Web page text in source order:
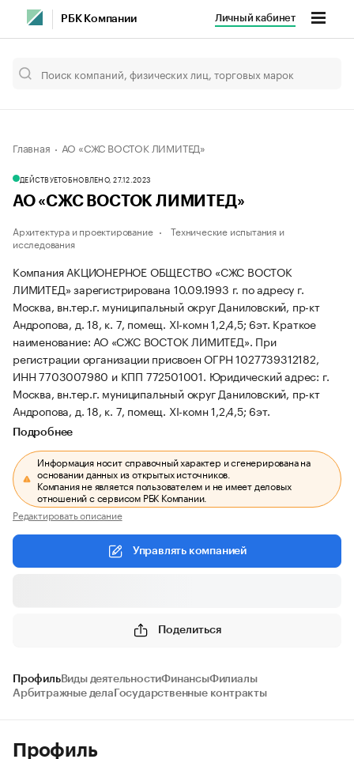
РБК Компании Личный кабинет
Главная АО «СЖС ВОСТОК ЛИМИТЕД»
ДЕЙСТВУЕТОБНОВЛЕНО, 27.12.2023
АО «СЖС ВОСТОК ЛИМИТЕД»
Архитектура и проектирование
Технические испытания и
исследования
Компания АКЦИОНЕРНОЕ ОБЩЕСТВО «СЖС ВОСТОК
ЛИМИТЕД» зарегистрирована 10.09.1993 г. по адресу г.
Москва, вн.тер.г. муниципальный округ Даниловский, пр-кт
Андропова, д. 18, к. 7, помещ. XI-комн 1,2,4,5; 6эт. Краткое
наименование: АО «СЖС ВОСТОК ЛИМИТЕД». При
регистрации организации присвоен ОГРН 1027739312182,
ИНН 7703007980 и КПП 772501001. Юридический адрес: г.
Москва, вн.тер.г. муниципальный округ Даниловский, пр-кт
Андропова, д. 18, к. 7, помещ. XI-комн 1,2,4,5; 6эт.
Подробнее
Информация носит справочный характер и сгенерирована на
основании данных из открытых источников.
Компания не является пользователем и не имеет деловых
отношений с сервисом РБК Компании.
Редактировать описание
Управлять компанией
Поделиться
ПрофильВиды деятельностиФинансыФилиалы
Арбитражные дела Государственные контракты
Профиль